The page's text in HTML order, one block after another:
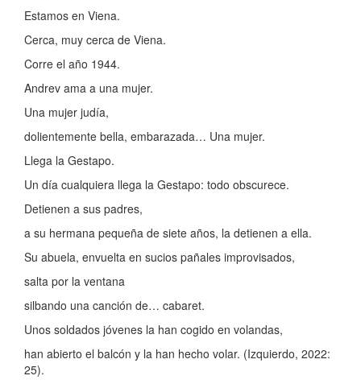
Estamos en Viena.
Cerca, muy cerca de Viena.
Corre el año 1944.
Andrev ama a una mujer.
Una mujer judía,
dolientemente bella, embarazada… Una mujer.
Llega la Gestapo.
Un día cualquiera llega la Gestapo: todo obscurece.
Detienen a sus padres,
a su hermana pequeña de siete años, la detienen a ella.
Su abuela, envuelta en sucios pañales improvisados,
salta por la ventana
silbando una canción de… cabaret.
Unos soldados jóvenes la han cogido en volandas,
han abierto el balcón y la han hecho volar. (Izquierdo, 2022:
25).